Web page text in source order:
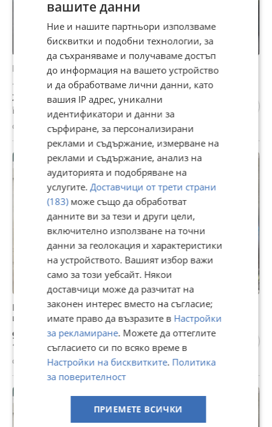
Продава КЪЩА, с. Тополчане, област Сливен
105 000 €
205 362,15 лв
Не се начислява ДДС
с. Тополчане, Сливен, 23 юли
Продавам два вендинг автомата за кафе Астро некта
и Зануси Венеция астро некта и
999 €
1 953,87 лв
с. Тополчане, Сливен, 20 юли
вашите данни
Ние и нашите партньори използваме
бисквитки и подобни технологии, за
да съхраняваме и получаваме достъп
до информация на вашето устройство
и да обработваме лични данни, като
вашия IP адрес, уникални
идентификатори и данни за
сърфиране, за персонализирани
реклами и съдържание, измерване на
реклами и съдържание, анализ на
аудиторията и подобряване на
услугите. Доставчици от трети страни
(183)може също да обработват
данните ви за тези и други цели,
включително използване на точни
данни за геолокация и характеристики
на устройството. Вашият избор важи
само за този уебсайт. Някои
доставчици може да разчитат на
законен интерес вместо на съгласие;
имате право да възразите в Настройки
за рекламиране. Можете да оттеглите
съгласието си по всяко време в
Настройки на бисквитките. Политика
за поверителност
ПРИЕМЕТЕ ВСИЧКИ